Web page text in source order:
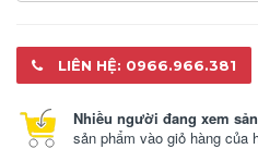
LIÊN HỆ: 0966.966.381
Nhiều người đang xem
sản phẩm vào giỏ hàng của